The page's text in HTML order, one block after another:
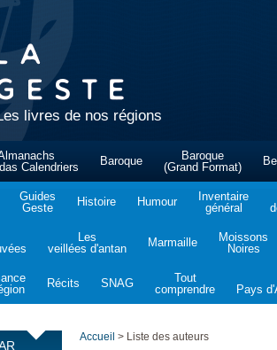
livres de nos régions
Calendriers
Baroque
Baroque
(Grand Format)
Guides
Geste
Histoire Humour
Inventaire
général
Les
veillées d'antan
Marmaille
Moissons
Noires
Récits SNAG
Tout
comprendre
Pays
Accueil > Liste des auteurs